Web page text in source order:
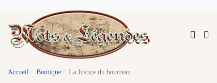
Accueil Boutique La Justice du bourreau